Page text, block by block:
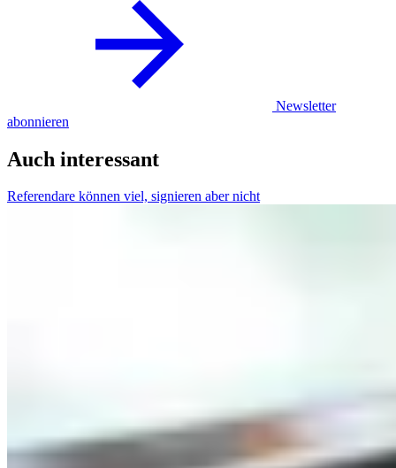
Newsletter
abonnieren
Auch interessant
Referendare können viel, signieren aber nicht